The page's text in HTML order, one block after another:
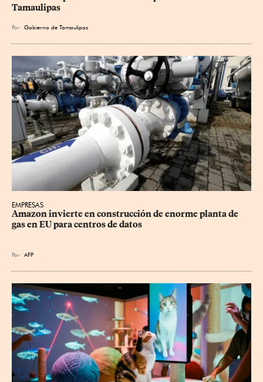
Tamaulipas
Por Gobierno de Tamaulipas
EMPRESAS
Amazon invierte en construcción de enorme planta de
gas en EU para centros de datos
Por AFP